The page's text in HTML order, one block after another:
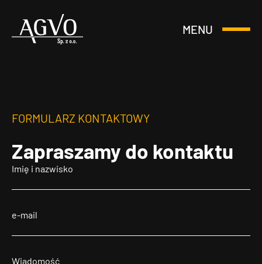
Header
MENU
Otwórz
FORMULARZ KONTAKTOWY
Zapraszamy do kontaktu